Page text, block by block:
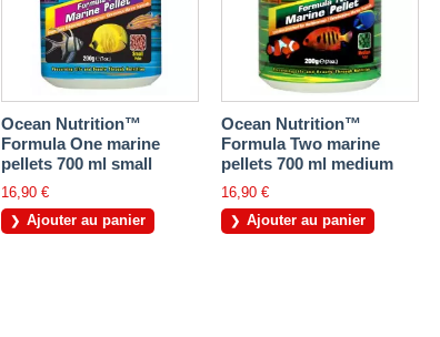
Ocean Nutrition™
Formula One marine
pellets 700 ml small
16,90 €
Ajouter au panier
Ocean Nutrition™
Formula Two marine
pellets 700 ml medium
16,90 €
Ajouter au panier